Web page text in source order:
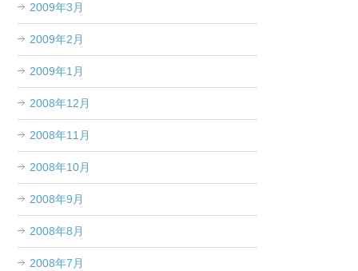
2009年3月
2009年2月
2009年1月
2008年12月
2008年11月
2008年10月
2008年9月
2008年8月
2008年7月